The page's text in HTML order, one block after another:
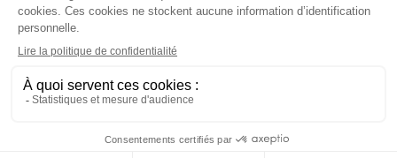
powered by cd-media.fr